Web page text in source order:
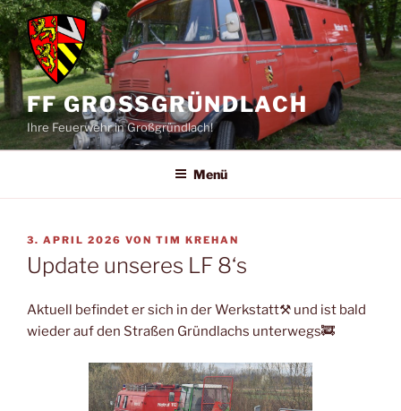
Zum
Inhalt
springen
FF GROSSGRÜNDLACH
Ihre Feuerwehr in Großgründlach!
Menü
VERÖFFENTLICHT
AM
3. APRIL 2026 VON TIM KREHAN
Update unseres LF 8‘s
Aktuell befindet er sich in der Werkstatt⚒️ und ist bald
wieder auf den Straßen Gründlachs unterwegs🚒